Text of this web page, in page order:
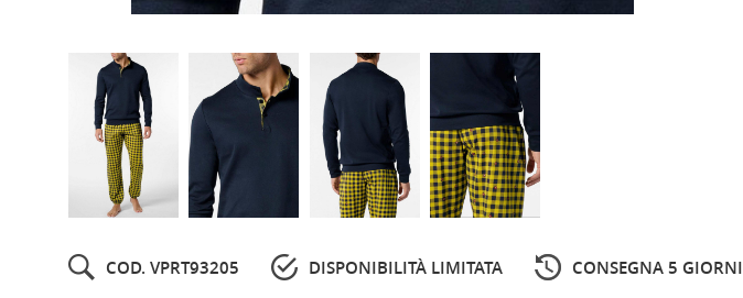
COD. VPRT93205 DISPONIBILITÀ LIMITATA CONSEGNA 5 GIORNI